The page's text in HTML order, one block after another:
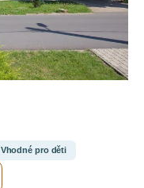
Vhodné pro děti